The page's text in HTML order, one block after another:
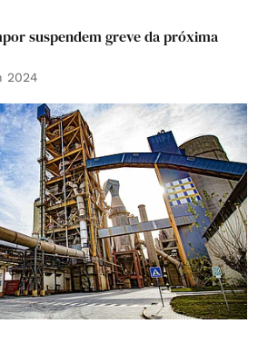
suspendem greve da próxima
2024